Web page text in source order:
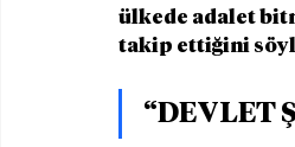
ülkede adalet
takip ettiğini
“DEVLET